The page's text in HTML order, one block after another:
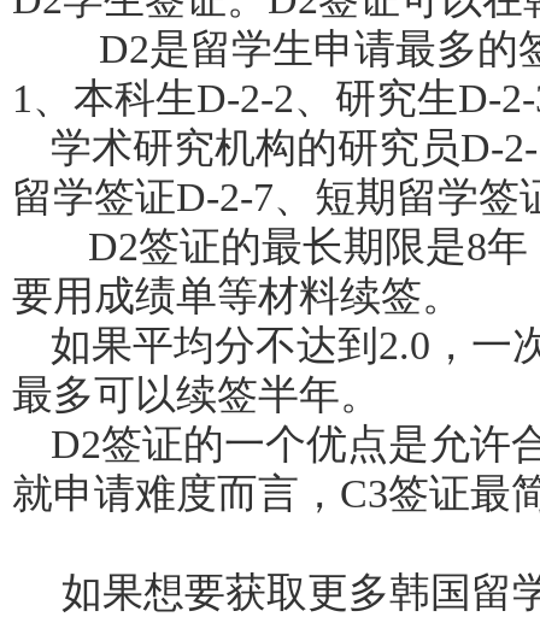
D2是留学生申请最多的
1、本科生D-2-2、研究生D-
学术研究机构的研究员D-
留学签证D-2-7、短期留学签
D2签证的最长期限是8年
要用成绩单等材料续签。
如果平均分不达到2.0，一
最多可以续签半年。
D2签证的一个优点是允许
就申请难度而言，C3签证最
如果想要获取更多韩国留